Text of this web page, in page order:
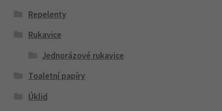
Repelenty
Rukavice
Jednorázové rukavice
Toaletní papíry
Úklid